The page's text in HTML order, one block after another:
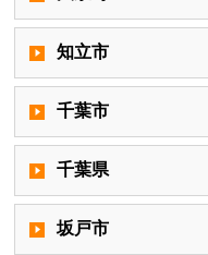
知立市
千葉市
千葉県
坂戸市